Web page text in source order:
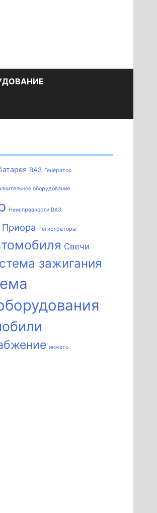
ВАЗ Генератор
оборудование
Неисправности ВАЗ
Приора Регистраторы
Свечи
зажигания
инжето